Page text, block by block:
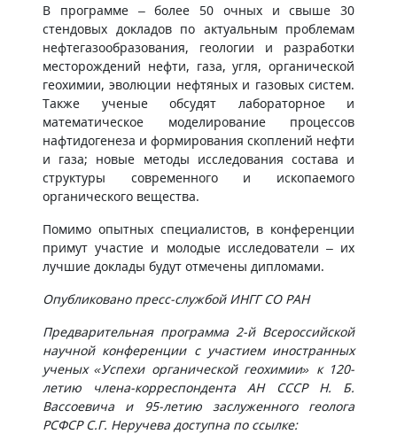
В программе – более 50 очных и свыше 30
стендовых докладов по актуальным проблемам
нефтегазообразования, геологии и разработки
месторождений нефти, газа, угля, органической
геохимии, эволюции нефтяных и газовых систем.
Также ученые обсудят лабораторное и
математическое моделирование процессов
нафтидогенеза и формирования скоплений нефти
и газа; новые методы исследования состава и
структуры современного и ископаемого
органического вещества.
Помимо опытных специалистов, в конференции
примут участие и молодые исследователи – их
лучшие доклады будут отмечены дипломами.
Опубликовано пресс-службой ИНГГ СО РАН
Предварительная программа 2-й Всероссийской
научной конференции с участием иностранных
ученых «Успехи органической геохимии» к 120-
летию члена-корреспондента АН СССР Н. Б.
Вассоевича и 95-летию заслуженного геолога
РСФСР С.Г. Неручева доступна по ссылке: